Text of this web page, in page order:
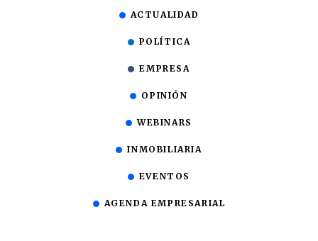
ACTUALIDAD
POLÍTICA
EMPRESA
OPINIÓN
WEBINARS
INMOBILIARIA
EVENTOS
AGENDA EMPRESARIAL